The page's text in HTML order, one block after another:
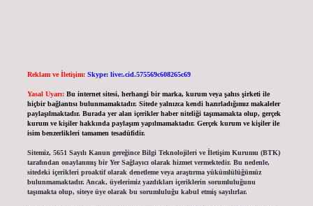
Reklam ve İletişim: Skype: live:.cid.575569c608265c69
Yasal Uyarı: Bu internet sitesi, herhangi bir marka, kurum veya şahıs şirketi ile
hiçbir bağlantısı bulunmamaktadır. Sitede yalnızca kendi hazırladığımız makaleler
paylaşılmaktadır. Burada yer alan içerikler haber niteliği taşımamakta olup, gerçek
kurum ve kişiler hakkında paylaşım yapılmamaktadır. Gerçek kurum ve kişiler ile
isim benzerlikleri tamamen tesadüfidir.
Sitemiz, 5651 Sayılı Kanun gereğince Bilgi Teknolojileri ve İletişim Kurumu (BTK)
tarafından onaylanmış bir Yer Sağlayıcı olarak hizmet vermektedir. Bu nedenle,
sitedeki içerikleri proaktif olarak denetleme veya araştırma yükümlülüğümüz
bulunmamaktadır. Ancak, üyelerimiz yazdıkları içeriklerin sorumluluğunu
taşımakta olup, siteye üye olarak bu sorumluluğu kabul etmiş sayılırlar.